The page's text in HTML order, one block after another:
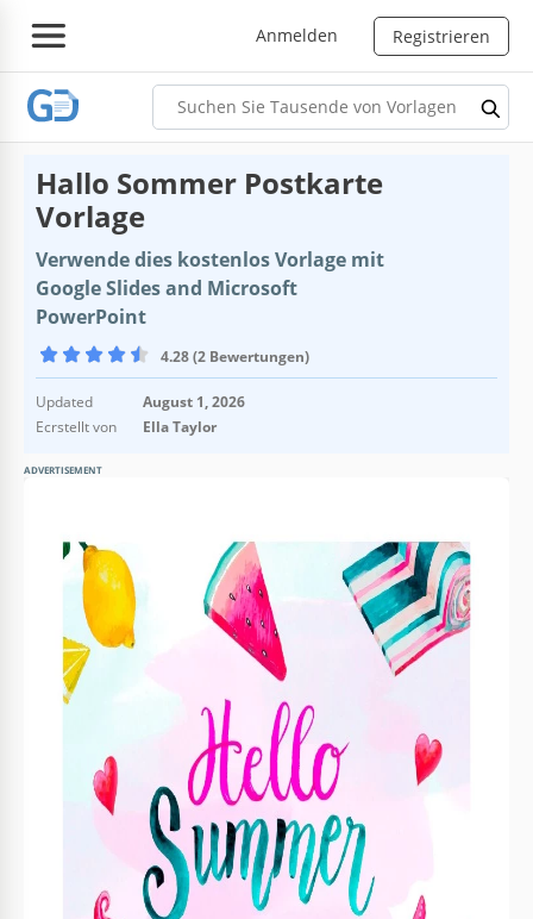
Anmelden Registrieren
Hallo Sommer Postkarte
Vorlage
Verwende dies kostenlos Vorlage mit
Google Slides and Microsoft
PowerPoint
4.28 (2 Bewertungen)
Updated
August 1, 2026
Ecrstellt von
Ella Taylor
ADVERTISEMENT